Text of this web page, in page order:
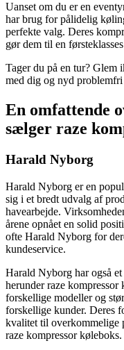
Uanset om du er en
har brug for pålidelig
perfekte valg. Deres
gør dem til en
Tager du på en tur?
med dig og nyd
En omfattende
sælger raze
Harald Nyborg
Harald Nyborg er en
sig i et bredt udvalg af
havearbejde.
årene opnået en solid
ofte Harald Nyborg for
kundeservice.
Harald Nyborg har også
herunder raze
forskellige modeller og
forskellige kunder. Deres
kvalitet til overkommelige
raze kompressor køleboks.